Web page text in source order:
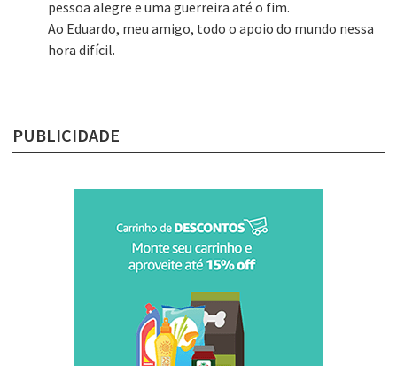
pessoa alegre e uma guerreira até o fim.
Ao Eduardo, meu amigo, todo o apoio do mundo nessa
hora difícil.
PUBLICIDADE